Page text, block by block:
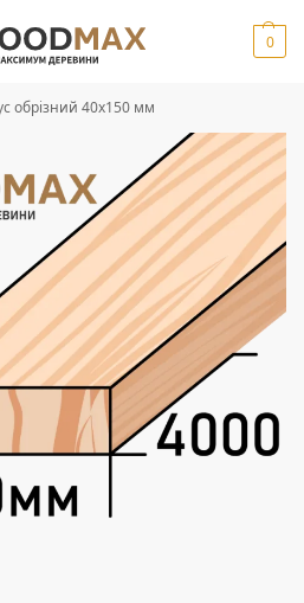
0
обрізний 40х150 мм